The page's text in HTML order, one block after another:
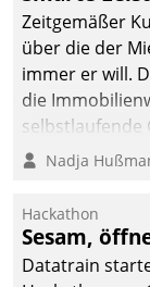
Zeitgemäßer
über die der
immer er will.
die
selbstlaufende
Kunde und
Nadja
Hackathon
Sesam,
Datatrain